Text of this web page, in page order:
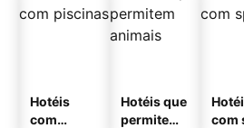
Hotéis
com
Hotéis que
permitem
com